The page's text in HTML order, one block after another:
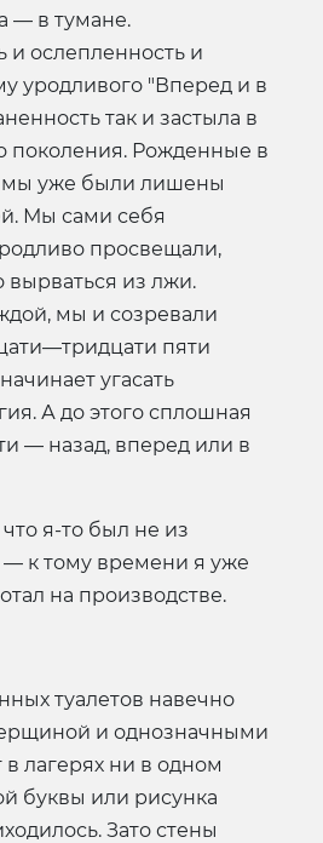
— в тумане.
и ослепленность и
уродливого "Вперед и в
так и застыла в
поколения. Рожденные в
мы уже были лишены
Мы сами себя
просвещали,
вырваться из лжи.
мы и созревали
пяти
угасать
А до этого сплошная
— назад, вперед или в
я-то был не из
— к тому времени я уже
на производстве.
туалетов навечно
и однозначными
лагерях ни в одном
буквы или рисунка
Зато стены